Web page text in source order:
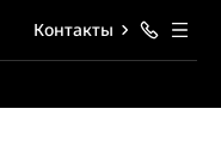
Контакты